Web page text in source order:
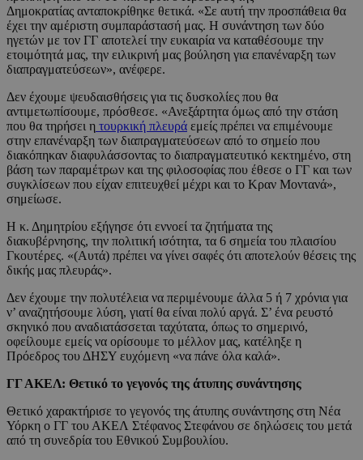
Δημοκρατίας ανταποκρίθηκε θετικά. «Σε αυτή την προσπάθεια θα
έχει την αμέριστη συμπαράστασή μας. Η συνάντηση των δύο
ηγετών με τον ΓΓ αποτελεί την ευκαιρία να καταθέσουμε την
ετοιμότητά μας, την ειλικρινή μας βούληση για επανέναρξη των
διαπραγματεύσεων», ανέφερε.
Δεν έχουμε ψευδαισθήσεις για τις δυσκολίες που θα
αντιμετωπίσουμε, πρόσθεσε. «Ανεξάρτητα όμως από την στάση
που θα τηρήσει η τουρκική πλευρά εμείς πρέπει να επιμένουμε
στην επανέναρξη των διαπραγματεύσεων από το σημείο που
διακόπηκαν διαφυλάσσοντας το διαπραγματευτικό κεκτημένο, στη
βάση των παραμέτρων και της φιλοσοφίας που έθεσε ο ΓΓ και των
συγκλίσεων που είχαν επιτευχθεί μέχρι και το Κραν Μοντανά»,
σημείωσε.
Η κ. Δημητρίου εξήγησε ότι εννοεί τα ζητήματα της
διακυβέρνησης, την πολιτική ισότητα, τα 6 σημεία του πλαισίου
Γκουτέρες. «(Αυτά) πρέπει να γίνει σαφές ότι αποτελούν θέσεις της
δικής μας πλευράς».
Δεν έχουμε την πολυτέλεια να περιμένουμε άλλα 5 ή 7 χρόνια για
ν’ αναζητήσουμε λύση, γιατί θα είναι πολύ αργά. Σ’ ένα ρευστό
σκηνικό που αναδιατάσσεται ταχύτατα, όπως το σημερινό,
οφείλουμε εμείς να ορίσουμε το μέλλον μας, κατέληξε η
Πρόεδρος του ΔΗΣΥ ευχόμενη «να πάνε όλα καλά».
ΓΓ ΑΚΕΛ: Θετικό το γεγονός της άτυπης συνάντησης
Θετικό χαρακτήρισε το γεγονός της άτυπης συνάντησης στη Νέα
Υόρκη ο ΓΓ του ΑΚΕΛ Στέφανος Στεφάνου σε δηλώσεις του μετά
από τη συνεδρία του Εθνικού Συμβουλίου.